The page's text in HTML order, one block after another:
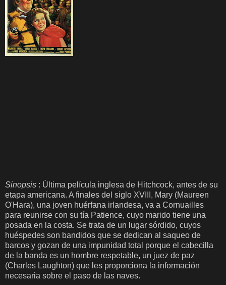
Sinopsis : Última película inglesa de Hitchcock, antes de su
etapa americana. A finales del siglo XVIII, Mary (Maureen
O'Hara), una joven huérfana irlandesa, va a Cornuailles
para reunirse con su tía Patience, cuyo marido tiene una
posada en la costa. Se trata de un lugar sórdido, cuyos
huéspedes son bandidos que se dedican al saqueo de
barcos y gozan de una impunidad total porque el cabecilla
de la banda es un hombre respetable, un juez de paz
(Charles Laughton) que les proporciona la información
necesaria sobre el paso de las naves.